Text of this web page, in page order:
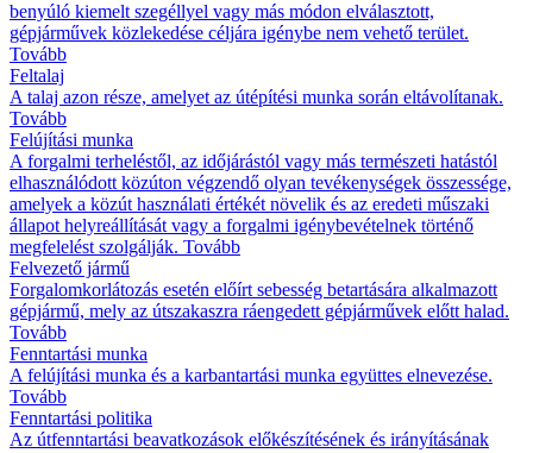
benyúló kiemelt szegéllyel vagy más módon elválasztott,
gépjárművek közlekedése céljára igénybe nem vehető terület.
Tovább
Feltalaj
A talaj azon része, amelyet az útépítési munka során eltávolítanak.
Tovább
Felújítási munka
A forgalmi terheléstől, az időjárástól vagy más természeti hatástól
elhasználódott közúton végzendő olyan tevékenységek összessége,
amelyek a közút használati értékét növelik és az eredeti műszaki
állapot helyreállítását vagy a forgalmi igénybevételnek történő
megfelelést szolgálják. Tovább
Felvezető jármű
Forgalomkorlátozás esetén előírt sebesség betartására alkalmazott
gépjármű, mely az útszakaszra ráengedett gépjárművek előtt halad.
Tovább
Fenntartási munka
A felújítási munka és a karbantartási munka együttes elnevezése.
Tovább
Fenntartási politika
Az útfenntartási beavatkozások előkészítésének és irányításának